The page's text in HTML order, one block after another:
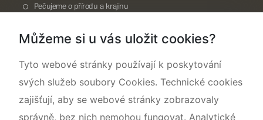
Pečujeme o přírodu a krajinu
O nás
Můžeme si u vás uložit cookies?
Tyto webové stránky používají k poskytování
svých služeb soubory Cookies. Technické cookies
zajišťují, aby se webové stránky zobrazovaly
správně, bez nich nemohou fungovat. Analytické